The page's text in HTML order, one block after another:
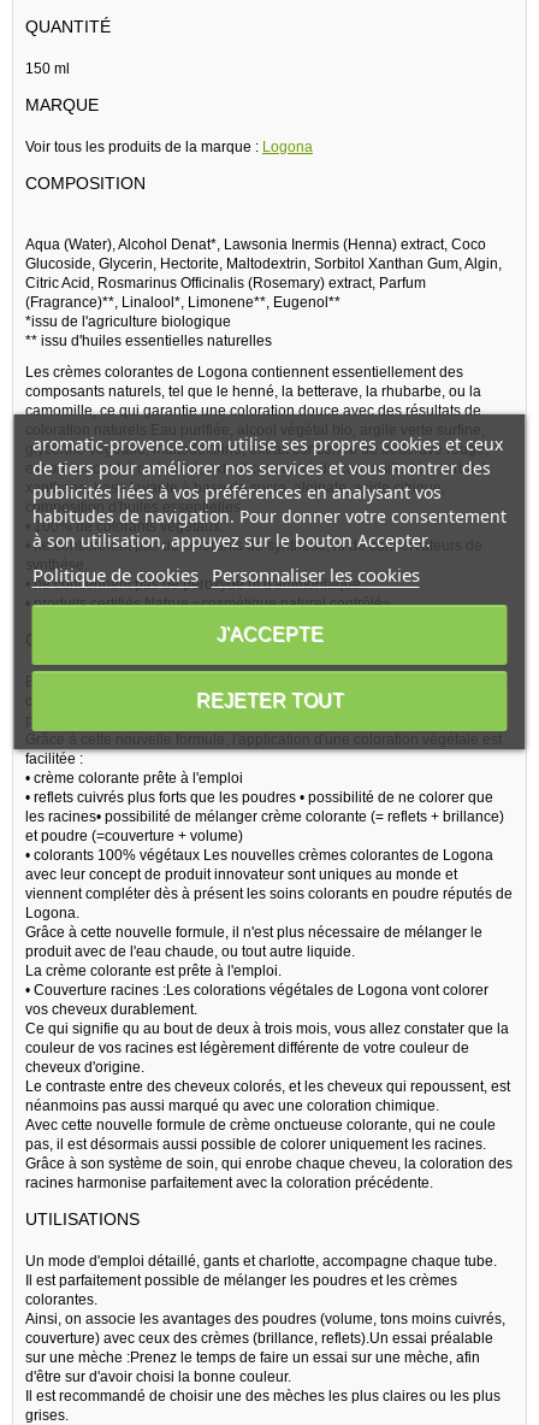
QUANTITÉ
150 ml
MARQUE
Voir tous les produits de la marque : Logona
COMPOSITION
Aqua (Water), Alcohol Denat*, Lawsonia Inermis (Henna) extract, Coco
Glucoside, Glycerin, Hectorite, Maltodextrin, Sorbitol Xanthan Gum, Algin,
Citric Acid, Rosmarinus Officinalis (Rosemary) extract, Parfum
(Fragrance)**, Linalool*, Limonene**, Eugenol**
*issu de l'agriculture biologique
** issu d'huiles essentielles naturelles
Les crèmes colorantes de Logona contiennent essentiellement des
composants naturels, tel que le henné, la betterave, la rhubarbe, ou la
camomille, ce qui garantie une coloration douce avec des résultats de
coloration naturels.Eau purifiée, alcool végétal bio, argile verte surfine,
glycérine végétale, maltodextrine, extrait concentré de betterave rouge,
extrait concentré de henné, extrait concentré de camomille bio, sorbitol,
xanthane, base lavante à base de sucre, alginate, acide citrique,
composition d'huiles essentielles.
• 100% de colorants végétaux.
• ne contiennent pas de colorants de synthèse, ni de conservateurs de
synthèse.
• ne contiennent pas de peroxyde ni d'ammoniaque.
• produits certifiés Natrue «cosmétique naturel contrôlé»
CARACTÉRISTIQUES
Belle preuve du dynamisme innovant de LOGONA, ces crèmes colorantes
constituent une première mondiale issue de la recherche appliquée et
protégée par 2 brevets.
Grâce à cette nouvelle formule, l'application d'une coloration végétale est
facilitée :
• crème colorante prête à l'emploi
• reflets cuivrés plus forts que les poudres • possibilité de ne colorer que
les racines• possibilité de mélanger crème colorante (= reflets + brillance)
et poudre (=couverture + volume)
• colorants 100% végétaux Les nouvelles crèmes colorantes de Logona
avec leur concept de produit innovateur sont uniques au monde et
viennent compléter dès à présent les soins colorants en poudre réputés de
Logona.
Grâce à cette nouvelle formule, il n'est plus nécessaire de mélanger le
produit avec de l'eau chaude, ou tout autre liquide.
La crème colorante est prête à l'emploi.
• Couverture racines :Les colorations végétales de Logona vont colorer
vos cheveux durablement.
Ce qui signifie qu au bout de deux à trois mois, vous allez constater que la
couleur de vos racines est légèrement différente de votre couleur de
cheveux d'origine.
Le contraste entre des cheveux colorés, et les cheveux qui repoussent, est
néanmoins pas aussi marqué qu avec une coloration chimique.
Avec cette nouvelle formule de crème onctueuse colorante, qui ne coule
pas, il est désormais aussi possible de colorer uniquement les racines.
Grâce à son système de soin, qui enrobe chaque cheveu, la coloration des
racines harmonise parfaitement avec la coloration précédente.
UTILISATIONS
Un mode d'emploi détaillé, gants et charlotte, accompagne chaque tube.
Il est parfaitement possible de mélanger les poudres et les crèmes
colorantes.
Ainsi, on associe les avantages des poudres (volume, tons moins cuivrés,
couverture) avec ceux des crèmes (brillance, reflets).Un essai préalable
sur une mèche :Prenez le temps de faire un essai sur une mèche, afin
d'être sur d'avoir choisi la bonne couleur.
Il est recommandé de choisir une des mèches les plus claires ou les plus
grises.
aromatic-provence.com utilise ses propres cookies et ceux
de tiers pour améliorer nos services et vous montrer des
publicités liées à vos préférences en analysant vos
habitudes de navigation. Pour donner votre consentement
à son utilisation, appuyez sur le bouton Accepter.
Politique de cookies Personnaliser les cookies
REJETER TOUT
J'ACCEPTE